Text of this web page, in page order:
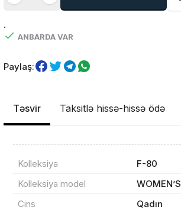
.
ANBARDA VAR
Paylaş:
Təsvir Taksitlə hissə-hissə ödə
Kolleksiya
F-80
Kolleksiya model
WOMEN’S
Cins
Qadın